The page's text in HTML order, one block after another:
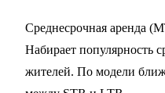
Среднесрочная аренда
Набирает популярность
жителей. По модели